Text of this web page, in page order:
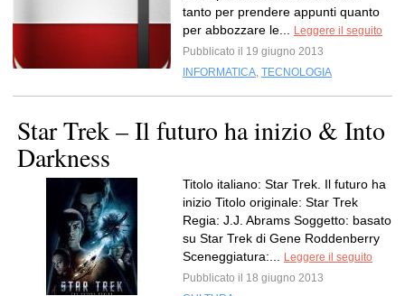
tanto per prendere appunti quanto
per abbozzare le...
Leggere il seguito
Pubblicato il 19 giugno 2013
INFORMATICA, TECNOLOGIA
Star Trek – Il futuro ha inizio & Into
Darkness
Titolo italiano: Star Trek. Il futuro ha
inizio Titolo originale: Star Trek
Regia: J.J. Abrams Soggetto: basato
su Star Trek di Gene Roddenberry
Sceneggiatura:...
Leggere il seguito
Pubblicato il 18 giugno 2013